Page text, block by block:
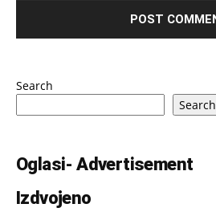
Search
Search
Oglasi- Advertisement
Izdvojeno